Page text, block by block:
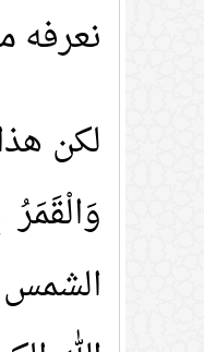
نعرفه
لكن
الشمس